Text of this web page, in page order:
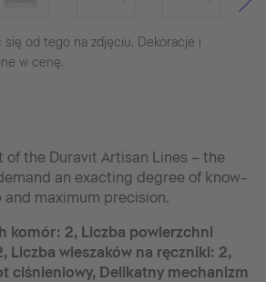
się od tego na zdjęciu. Dekoracje i
w cenę.
the Duravit Artisan Lines – the
an exacting degree of know-
and maximum precision.
komór: 2, Liczba powierzchni
Liczba wieszaków na ręczniki: 2,
ciśnieniowy, Delikatny mechanizm